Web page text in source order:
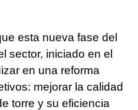
esta nueva fase del
sector, iniciado en el
en una reforma
mejorar la calidad
torre y su eficiencia